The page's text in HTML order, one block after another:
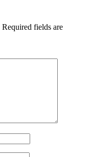
Required fields are